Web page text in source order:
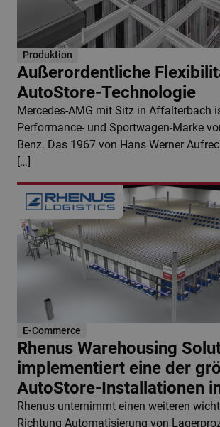
Produktion
Außerordentliche
AutoStore-Technologie
Mercedes-AMG mit Sitz in Affalterbach
Performance- und Sportwagen-Marke
Benz. Das 1967 von Hans Werner
[…]
E-Commerce
Rhenus Warehousing
implementiert eine der
AutoStore-Installationen
Rhenus unternimmt einen weiteren
Richtung Automatisierung von